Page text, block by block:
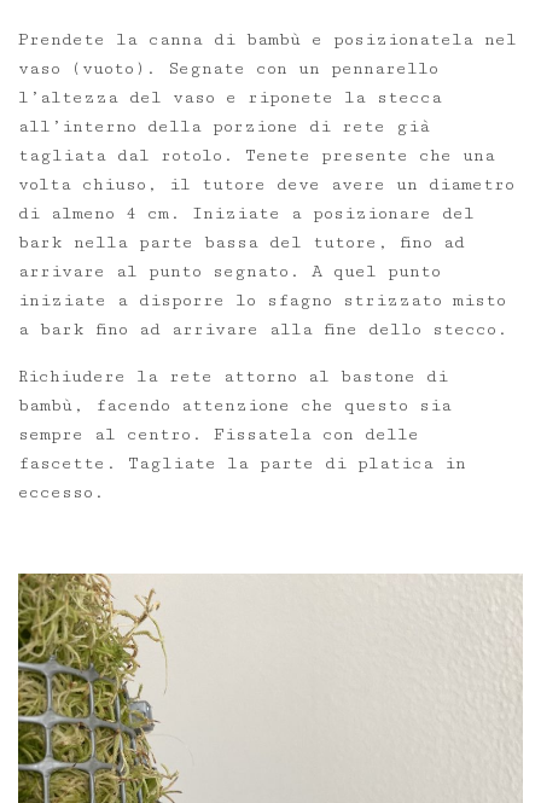
Prendete la canna di bambù e posizionatela nel
vaso (vuoto). Segnate con un pennarello
l’altezza del vaso e riponete la stecca
all’interno della porzione di rete già
tagliata dal rotolo. Tenete presente che una
volta chiuso, il tutore deve avere un diametro
di almeno 4 cm. Iniziate a posizionare del
bark nella parte bassa del tutore, fino ad
arrivare al punto segnato. A quel punto
iniziate a disporre lo sfagno strizzato misto
a bark fino ad arrivare alla fine dello stecco.
Richiudere la rete attorno al bastone di
bambù, facendo attenzione che questo sia
sempre al centro. Fissatela con delle
fascette. Tagliate la parte di platica in
eccesso.